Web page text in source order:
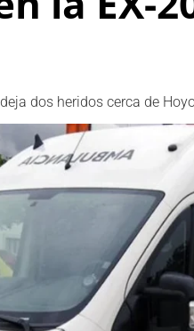
dos heridos cerca de